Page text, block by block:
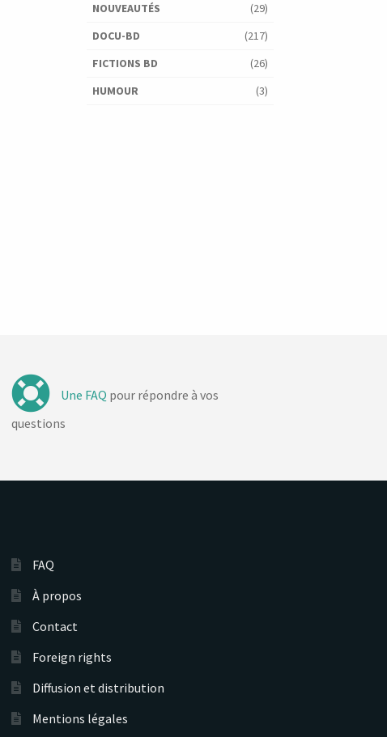
NOUVEAUTÉS
(29)
DOCU-BD
(217)
FICTIONS BD
(26)
HUMOUR
(3)
Une FAQ pour répondre à vos
questions
FAQ
À propos
Contact
Foreign rights
Diffusion et distribution
Mentions légales